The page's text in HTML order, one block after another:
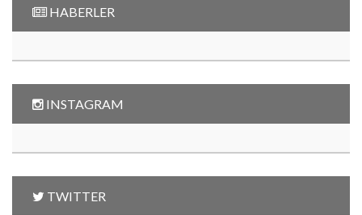
HABERLER
INSTAGRAM
TWITTER